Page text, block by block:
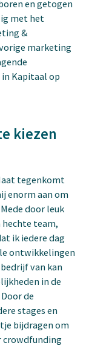
en getogen
met het
&
marketing
Kapitaal op
kiezen
tegenkomt
enorm aan om
door leuk
team,
ik iedere dag
ontwikkelingen
van kan
in de
de
stages en
bijdragen om
crowdfunding